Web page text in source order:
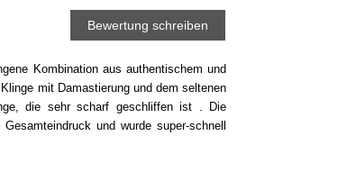
Bewertung schreiben
Kombination aus authentischem und
mit Damastierung und dem seltenen
die sehr scharf geschliffen ist . Die
und wurde super-schnell